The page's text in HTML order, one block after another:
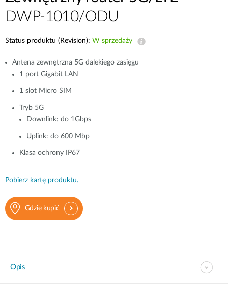
DWP-1010/ODU
Status produktu (Revision): W sprzedaży
Antena zewnętrzna 5G dalekiego zasięgu
1 port Gigabit LAN
1 slot Micro SIM
Tryb 5G
Downlink: do 1Gbps
Uplink: do 600 Mbp
Klasa ochrony IP67
Pobierz kartę produktu.
Gdzie kupić
Opis